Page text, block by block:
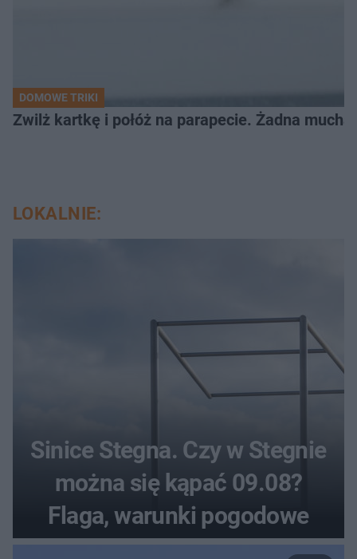
DOMOWE TRIKI
Zwilż kartkę i połóż na parapecie. Żadna
LOKALNIE:
Sinice Stegna. Czy w Stegnie
można się kąpać 09.08?
Flaga, warunki pogodowe